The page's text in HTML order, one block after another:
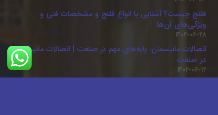
فلنج چیست؟ آشنایی با انواع فلنج و مشخصات فنی و
ویژگی‌های آن‌ها
۱۴۰۲-۰۶-۲۸
اتصالات مانیسمان: پایه‌های مهم در صنعت | اتصالات مانیسمان
در صنعت
۱۴۰۲-۰۶-۱۲